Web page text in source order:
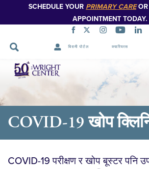
SCHEDULE YOUR PRIMARY CAREOR
APPOINTMENT TODAY.
बिरामी पोर्टल क्यारियरस
नेभिगेसन
स्किप
COVID-19 खोप
COVID-19 परीक्षण र खोप बूस्टर पनि